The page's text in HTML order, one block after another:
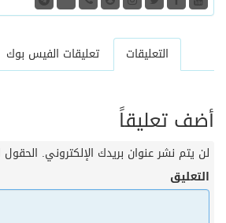
التعليقات تعليقات الفيس بوك
أضف تعليقاً
لن يتم نشر عنوان بريدك الإلكتروني. الحقول
التعليق